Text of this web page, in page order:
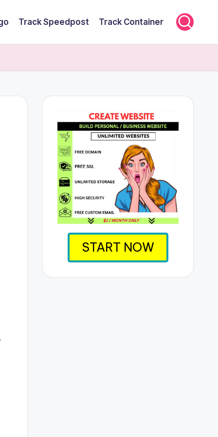
Track Speedpost Track Container
START NOW